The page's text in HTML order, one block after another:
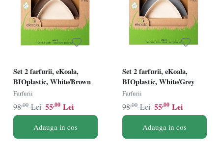
Set 2 farfurii, eKoala,
BIOplastic, White/Brown
Farfurii
55,00 Lei
98,00 Lei
Adauga in cos
Set 2 farfurii, eKoala,
BIOplastic, White/Grey
Farfurii
55,00 Lei
98,00 Lei
Adauga in cos